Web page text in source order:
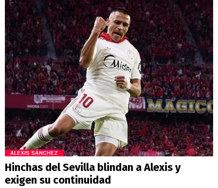
ALEXIS SÁNCHEZ
Hinchas del Sevilla blindan a Alexis y
exigen su continuidad